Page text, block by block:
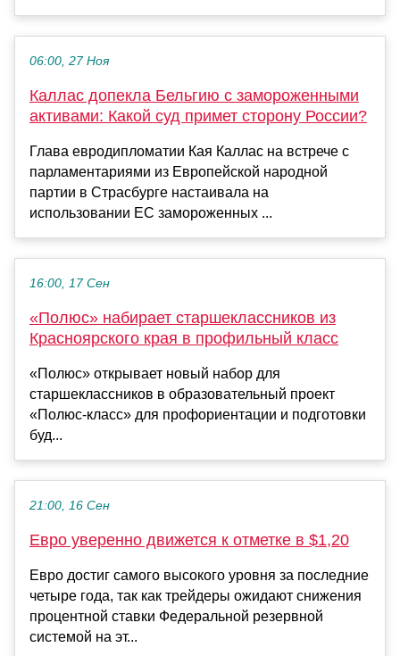
06:00, 27 Ноя
Каллас допекла Бельгию с замороженными
активами: Какой суд примет сторону России?
Глава евродипломатии Кая Каллас на встрече с
парламентариями из Европейской народной
партии в Страсбурге настаивала на
использовании ЕС замороженных ...
16:00, 17 Сен
«Полюс» набирает старшеклассников из
Красноярского края в профильный класс
«Полюс» открывает новый набор для
старшеклассников в образовательный проект
«Полюс-класс» для профориентации и подготовки
буд...
21:00, 16 Сен
Евро уверенно движется к отметке в $1,20
Евро достиг самого высокого уровня за последние
четыре года, так как трейдеры ожидают снижения
процентной ставки Федеральной резервной
системой на эт...